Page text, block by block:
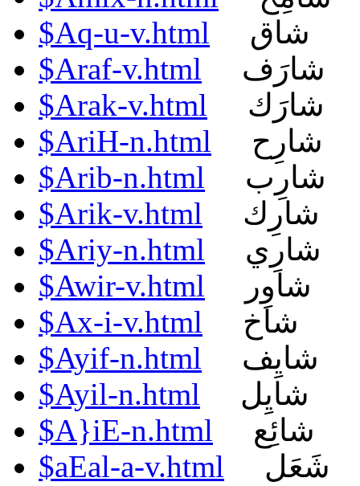
$Aq-u-v.html
شاق
$Araf-v.html
شارَف
$Arak-v.html
شارَك
$AriH-n.html
شارِح
$Arib-n.html
شارِب
$Arik-v.html
شارِك
$Ariy-n.html
شارِي
$Awir-v.html
شاوِر
$Ax-i-v.html
شاخ
$Ayif-n.html
شايِف
$Ayil-n.html
شايِل
$A}iE-n.html
شائِع
$aEal-a-v.html
شَعَل